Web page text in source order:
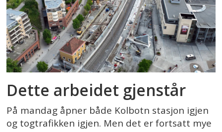
Dette arbeidet gjenstår
På mandag åpner både Kolbotn stasjon igjen
og togtrafikken igjen. Men det er fortsatt mye